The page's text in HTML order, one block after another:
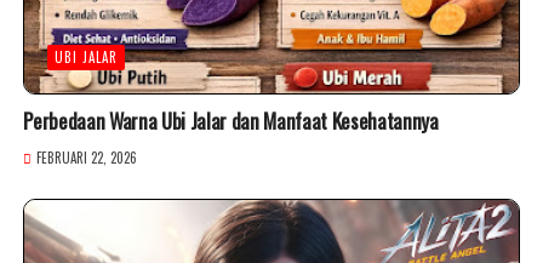
UBI JALAR
Perbedaan Warna Ubi Jalar dan Manfaat Kesehatannya
FEBRUARI 22, 2026